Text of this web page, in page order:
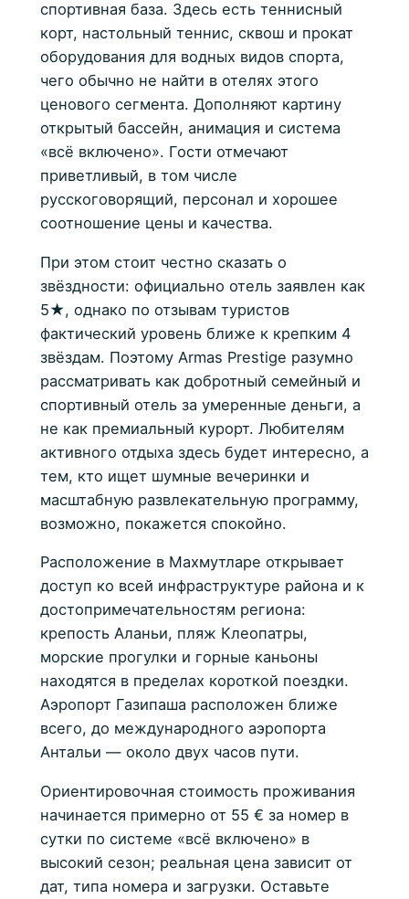
спортивная база. Здесь есть теннисный
корт, настольный теннис, сквош и прокат
оборудования для водных видов спорта,
чего обычно не найти в отелях этого
ценового сегмента. Дополняют картину
открытый бассейн, анимация и система
«всё включено». Гости отмечают
приветливый, в том числе
русскоговорящий, персонал и хорошее
соотношение цены и качества.
При этом стоит честно сказать о
звёздности: официально отель заявлен как
5★, однако по отзывам туристов
фактический уровень ближе к крепким 4
звёздам. Поэтому Armas Prestige разумно
рассматривать как добротный семейный и
спортивный отель за умеренные деньги, а
не как премиальный курорт. Любителям
активного отдыха здесь будет интересно, а
тем, кто ищет шумные вечеринки и
масштабную развлекательную программу,
возможно, покажется спокойно.
Расположение в Махмутларе открывает
доступ ко всей инфраструктуре района и к
достопримечательностям региона:
крепость Аланьи, пляж Клеопатры,
морские прогулки и горные каньоны
находятся в пределах короткой поездки.
Аэропорт Газипаша расположен ближе
всего, до международного аэропорта
Антальи — около двух часов пути.
Ориентировочная стоимость проживания
начинается примерно от 55 € за номер в
сутки по системе «всё включено» в
высокий сезон; реальная цена зависит от
дат, типа номера и загрузки. Оставьте